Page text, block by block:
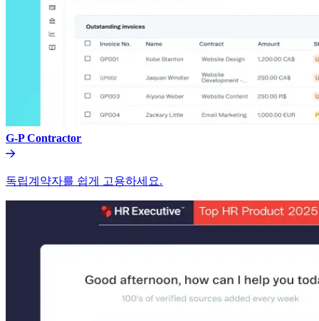
G-P Contractor​​
독립계약자를 쉽게 고용하세요.​​